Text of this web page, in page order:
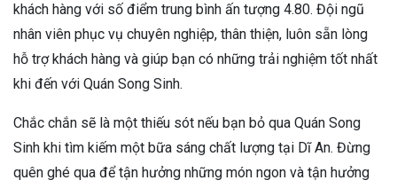
khách hàng với số điểm trung bình ấn tượng 4.80. Đội ngũ
nhân viên phục vụ chuyên nghiệp, thân thiện, luôn sẵn lòng
hỗ trợ khách hàng và giúp bạn có những trải nghiệm tốt nhất
khi đến với Quán Song Sinh.
Chắc chắn sẽ là một thiếu sót nếu bạn bỏ qua Quán Song
Sinh khi tìm kiếm một bữa sáng chất lượng tại Dĩ An. Đừng
quên ghé qua để tận hưởng những món ngon và tận hưởng